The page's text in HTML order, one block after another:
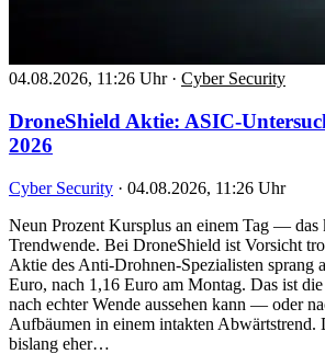
04.08.2026, 11:26 Uhr · Cyber Security
DroneShield Aktie: ASIC-
2026
Cyber Security · 04.08.2026, 11:26 Uhr
Neun Prozent Kursplus an einem Tag — das
Trendwende. Bei DroneShield ist Vorsicht
Aktie des Anti-Drohnen-Spezialisten sprang
Euro, nach 1,16 Euro am Montag. Das ist
nach echter Wende aussehen kann — oder
Aufbäumen in einem intakten Abwärtstrend.
bislang eher…